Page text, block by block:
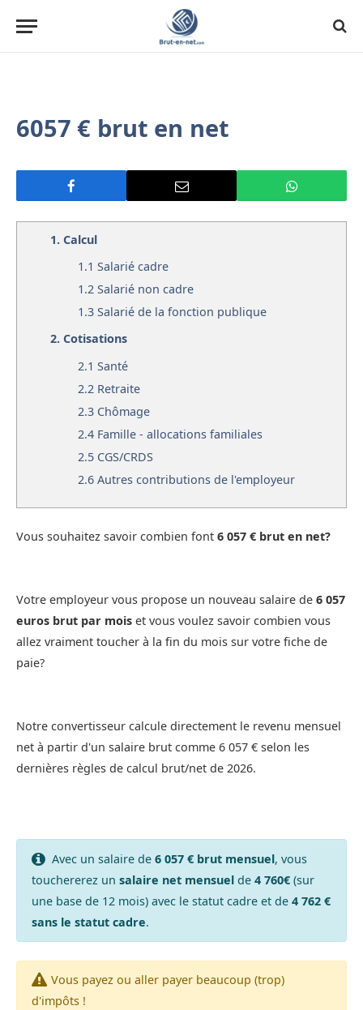
6057 € brut en net
1. Calcul
1.1 Salarié cadre
1.2 Salarié non cadre
1.3 Salarié de la fonction publique
2. Cotisations
2.1 Santé
2.2 Retraite
2.3 Chômage
2.4 Famille - allocations familiales
2.5 CGS/CRDS
2.6 Autres contributions de l'employeur
Vous souhaitez savoir combien font 6 057 € brut en net?
Votre employeur vous propose un nouveau salaire de 6 057
euros brut par mois et vous voulez savoir combien vous
allez vraiment toucher à la fin du mois sur votre fiche de
paie?
Notre convertisseur calcule directement le revenu mensuel
net à partir d'un salaire brut comme 6 057 € selon les
dernières règles de calcul brut/net de 2026.
Avec un salaire de 6 057 € brut mensuel, vous
touchererez un salaire net mensuelde 4 760€(sur
une base de 12 mois) avec le statut cadre et de 4 762 €
sans le statut cadre.
Vous payez ou aller payer beaucoup (trop)
d'impôts !